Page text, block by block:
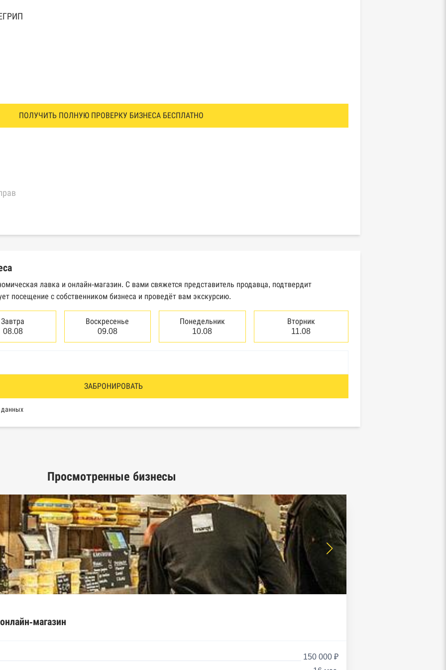
ПОЛУЧИТЬ ПОЛНУЮ ПРОВЕРКУ БИЗНЕСА БЕСПЛАТНО
налоговой службы России
арбитражного суда
о банкротстве юридических лиц
о банкротстве физических лиц
обслуживания Роспатента
Федеральной службы судебных приставов
эмитентами ценных бумаг
Росздравнадзор, Рособрнадзор, Роскомнадзор, Роспотребнадзор, Росприроднадзор,
палаты
имущества нотариальной палаты
ФМС
предпринимательства ФНС
лавка и онлайн-магазин. С вами свяжется представитель продавца, подтвердит
посещение с собственником бизнеса и проведёт вам экскурсию.
Завтра
08.08
Воскресенье
09.08
Понедельник
10.08
Вторник
11.08
ЗАБРОНИРОВАТЬ
данных
Просмотренные бизнесы
магазин
150 000 ₽